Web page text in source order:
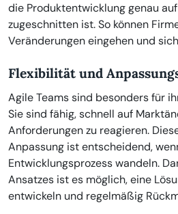
die Produktentwicklung genau
zugeschnitten ist. So können
Veränderungen eingehen und
Flexibilität und
Agile Teams sind besonders für
Sie sind fähig, schnell auf
Anforderungen zu reagieren.
Anpassung ist entscheidend,
Entwicklungsprozess wandeln.
Ansatzes ist es möglich, eine
entwickeln und regelmäßig